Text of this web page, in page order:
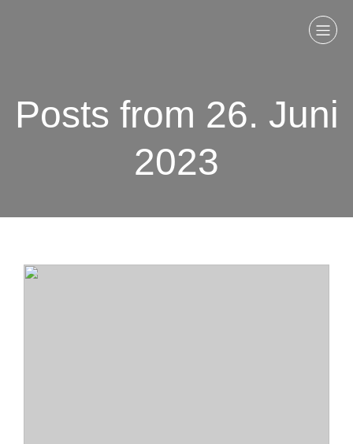
Posts from 26. Juni
2023